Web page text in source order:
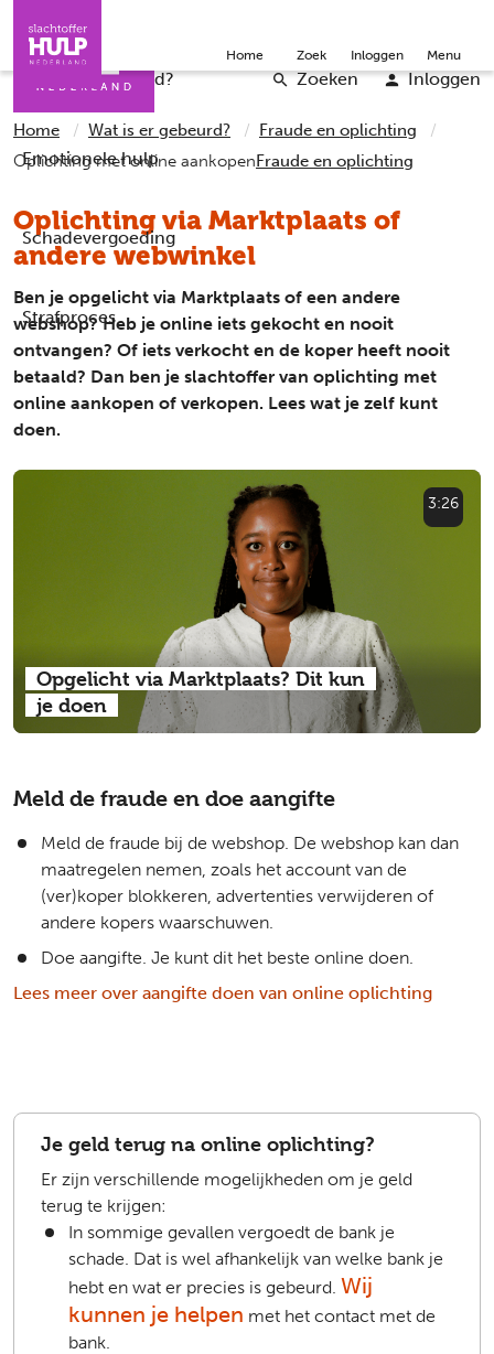
Iemand helpen Word vrijwilliger English
Wat is er gebeurd?
Emotionele hulp
Schadevergoeding
Strafproces
Zoeken Inloggen
Home Zoek Inloggen Menu
Home Wat is er gebeurd?
Fraude en oplichting
Oplichting met online aankopenFraude en oplichting
Oplichting via Marktplaats of
andere webwinkel
Ben je opgelicht via Marktplaats of een andere
webshop? Heb je online iets gekocht en nooit
ontvangen? Of iets verkocht en de koper heeft nooit
betaald? Dan ben je slachtoffer van oplichting met
online aankopen of verkopen. Lees wat je zelf kunt
doen.
3:26
Opgelicht via Marktplaats? Dit kun
je doen
Meld de fraude en doe aangifte
Meld de fraude bij de webshop. De webshop kan dan
maatregelen nemen, zoals het account van de
(ver)koper blokkeren, advertenties verwijderen of
andere kopers waarschuwen.
Doe aangifte. Je kunt dit het beste online doen.
Lees meer over aangifte doen van online oplichting
Je geld terug na online oplichting?
Er zijn verschillende mogelijkheden om je geld
terug te krijgen:
In sommige gevallen vergoedt de bank je
schade. Dat is wel afhankelijk van welke bank je
hebt en wat er precies is gebeurd. Wij
kunnen je helpen met het contact met de
bank.